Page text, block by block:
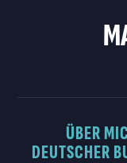
ÜBER
DEUTSCHER